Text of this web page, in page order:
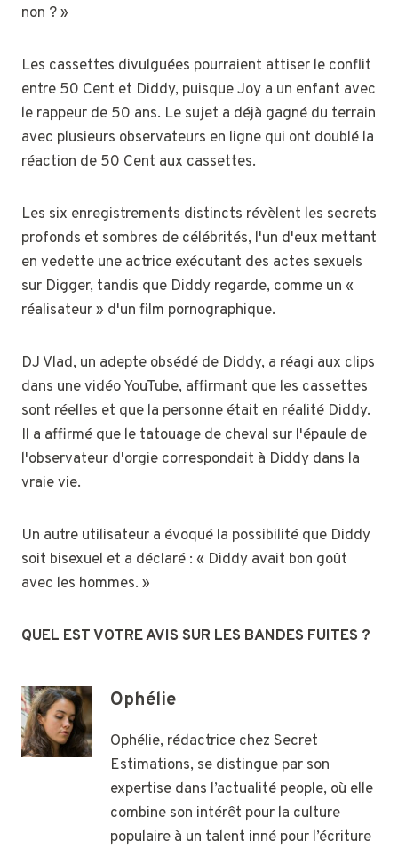
non ? »
Les cassettes divulguées pourraient attiser le conflit
entre 50 Cent et Diddy, puisque Joy a un enfant avec
le rappeur de 50 ans. Le sujet a déjà gagné du terrain
avec plusieurs observateurs en ligne qui ont doublé la
réaction de 50 Cent aux cassettes.
Les six enregistrements distincts révèlent les secrets
profonds et sombres de célébrités, l'un d'eux mettant
en vedette une actrice exécutant des actes sexuels
sur Digger, tandis que Diddy regarde, comme un «
réalisateur » d'un film pornographique.
DJ Vlad, un adepte obsédé de Diddy, a réagi aux clips
dans une vidéo YouTube, affirmant que les cassettes
sont réelles et que la personne était en réalité Diddy.
Il a affirmé que le tatouage de cheval sur l'épaule de
l'observateur d'orgie correspondait à Diddy dans la
vraie vie.
Un autre utilisateur a évoqué la possibilité que Diddy
soit bisexuel et a déclaré : « Diddy avait bon goût
avec les hommes. »
QUEL EST VOTRE AVIS SUR LES BANDES FUITES ?
Ophélie
Ophélie, rédactrice chez Secret
Estimations, se distingue par son
expertise dans l’actualité people, où elle
combine son intérêt pour la culture
populaire à un talent inné pour l’écriture